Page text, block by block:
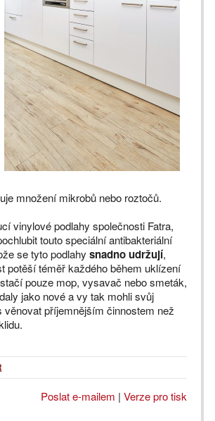
množení mikrobů nebo roztočů.
vinylové podlahy společnosti Fatra,
touto speciální antibakteriální
se tyto podlahy snadno udržují,
potěší téměř každého během uklízení
pouze mop, vysavač nebo smeták,
jako nové a vy tak mohli svůj
věnovat příjemnějším činnostem než
Poslat e-mailem | Verze pro tisk